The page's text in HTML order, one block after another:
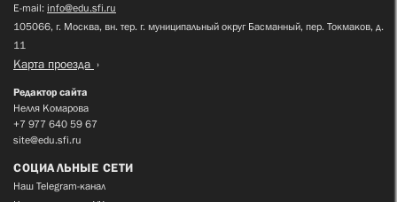
E-mail: info@edu.sfi.ru
105066, г. Москва, вн. тер. г. муниципальный округ Басманный, пер. Токмаков, д.
11
Карта проезда
Редактор сайта
Нелля Комарова
+7 977 640 59 67
site@edu.sfi.ru
СОЦИАЛЬНЫЕ СЕТИ
Наш Telegram-канал